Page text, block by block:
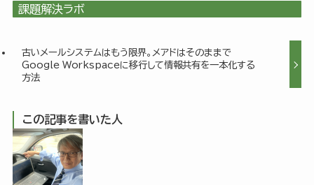
課題解決ラボ
古いメールシステムはもう限界。メアドはそのままで
Google Workspaceに移行して情報共有を一本化する
方法
この記事を書いた人